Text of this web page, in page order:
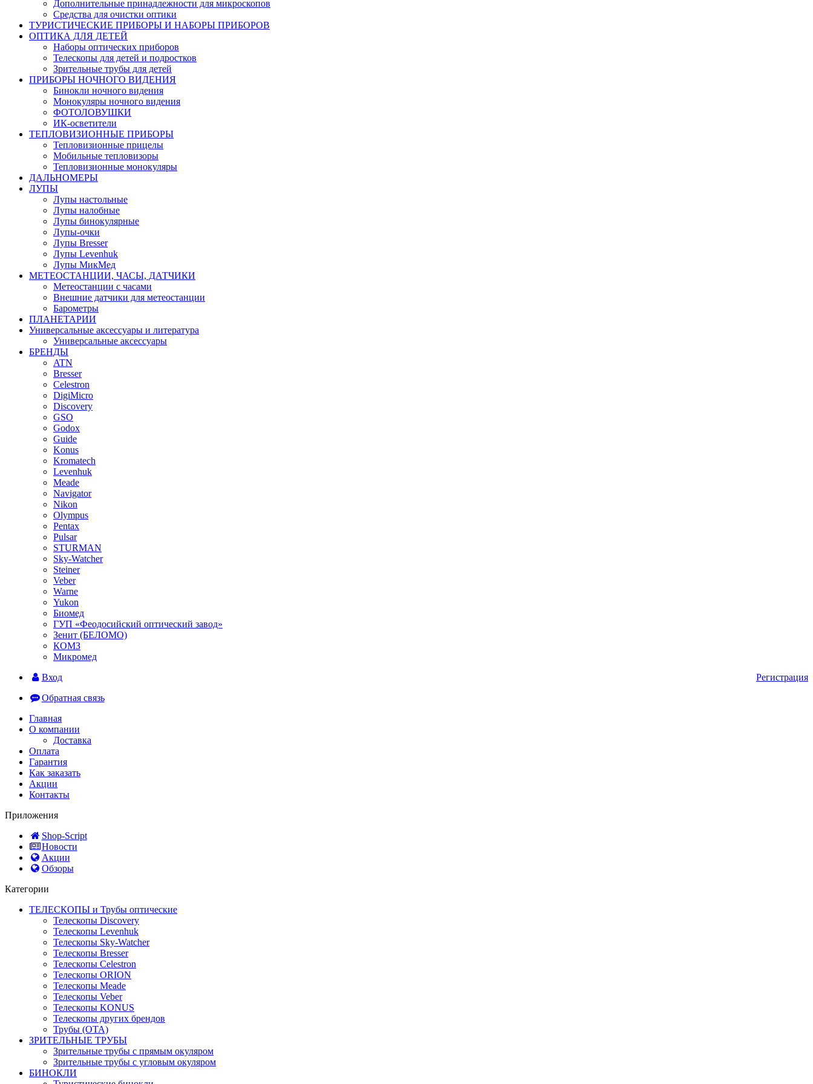
Дополнительные принадлежности для микроскопов
Средства для очистки оптики
ТУРИСТИЧЕСКИЕ ПРИБОРЫ И НАБОРЫ ПРИБОРОВ
ОПТИКА ДЛЯ ДЕТЕЙ
Наборы оптических приборов
Телескопы для детей и подростков
Зрительные трубы для детей
ПРИБОРЫ НОЧНОГО ВИДЕНИЯ
Бинокли ночного видения
Монокуляры ночного видения
ФОТОЛОВУШКИ
ИК-осветители
ТЕПЛОВИЗИОННЫЕ ПРИБОРЫ
Тепловизионные прицелы
Мобильные тепловизоры
Тепловизионные монокуляры
ДАЛЬНОМЕРЫ
ЛУПЫ
Лупы настольные
Лупы налобные
Лупы бинокулярные
Лупы-очки
Лупы Bresser
Лупы Levenhuk
Лупы МикМед
МЕТЕОСТАНЦИИ, ЧАСЫ, ДАТЧИКИ
Метеостанции с часами
Внешние датчики для метеостанции
Барометры
ПЛАНЕТАРИИ
Универсальные аксессуары и литература
Универсальные аксессуары
БРЕНДЫ
ATN
Bresser
Celestron
DigiMicro
Discovery
GSO
Godox
Guide
Konus
Kromatech
Levenhuk
Meade
Navigator
Nikon
Olympus
Pentax
Pulsar
STURMAN
Sky-Watcher
Steiner
Veber
Warne
Yukon
Биомед
ГУП «Феодосийский оптический завод»
Зенит (БЕЛОМО)
КОМЗ
Микромед
Регистрация
Вход
Обратная связь
Главная
О компании
Доставка
Оплата
Гарантия
Как заказать
Акции
Контакты
Приложения
Shop-Script
Новости
Акции
Обзоры
Категории
ТЕЛЕСКОПЫ и Трубы оптические
Телескопы Discovery
Телескопы Levenhuk
Телескопы Sky-Watcher
Телескопы Bresser
Телескопы Celestron
Телескопы ORION
Телескопы Meade
Телескопы Veber
Телескопы KONUS
Телескопы других брендов
Трубы (ОТА)
ЗРИТЕЛЬНЫЕ ТРУБЫ
Зрительные трубы с прямым окуляром
Зрительные трубы с угловым окуляром
БИНОКЛИ